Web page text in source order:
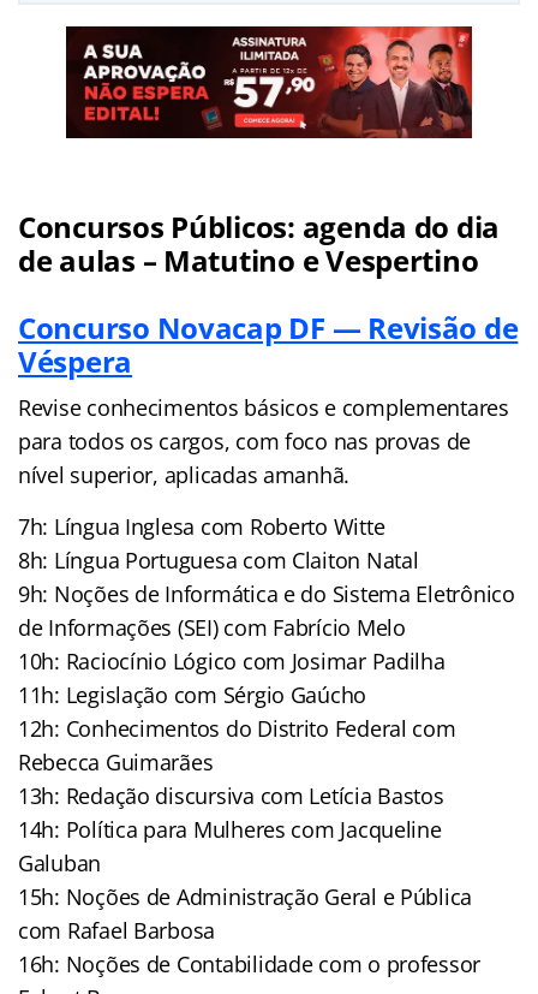
Concursos Públicos: agenda do dia
de aulas – Matutino e Vespertino
Concurso Novacap DF — Revisão de
Véspera
Revise conhecimentos básicos e complementares
para todos os cargos, com foco nas provas de
nível superior, aplicadas amanhã.
7h: Língua Inglesa com Roberto Witte
8h: Língua Portuguesa com Claiton Natal
9h: Noções de Informática e do Sistema Eletrônico
de Informações (SEI) com Fabrício Melo
10h: Raciocínio Lógico com Josimar Padilha
11h: Legislação com Sérgio Gaúcho
12h: Conhecimentos do Distrito Federal com
Rebecca Guimarães
13h: Redação discursiva com Letícia Bastos
14h: Política para Mulheres com Jacqueline
Galuban
15h: Noções de Administração Geral e Pública
com Rafael Barbosa
16h: Noções de Contabilidade com o professor